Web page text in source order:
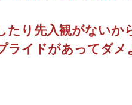
たり先入観がないか
ライドがあってダメ